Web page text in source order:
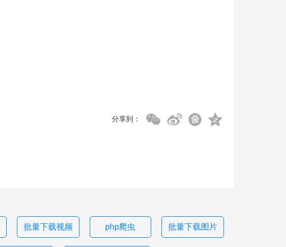
分享到：
批量下载视频 php爬虫 批量下载图片